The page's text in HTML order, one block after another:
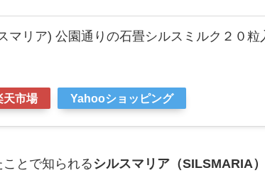
マリア) 公園通りの石畳シルスミルク２０粒
天市場 Yahooショッピング
とで知られる シルスマリア（SILSMARIA）